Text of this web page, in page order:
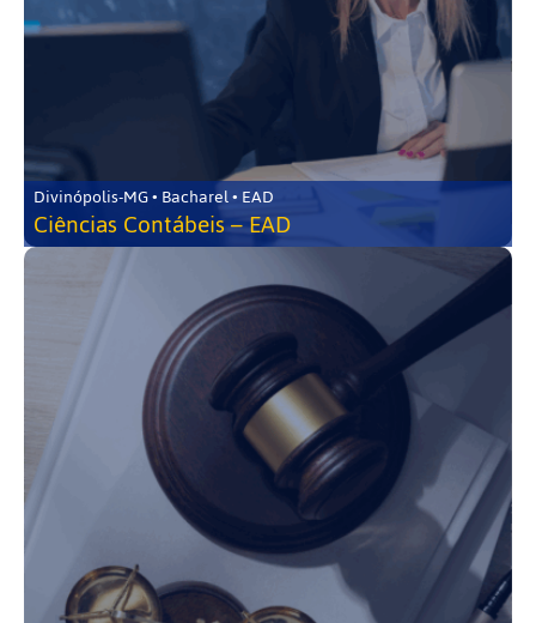
Divinópolis-MG • Bacharel • EAD
Ciências Contábeis – EAD